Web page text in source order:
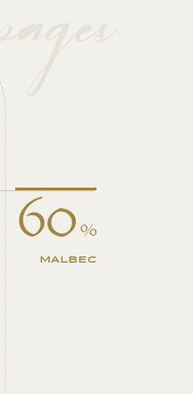
60%
MALBEC